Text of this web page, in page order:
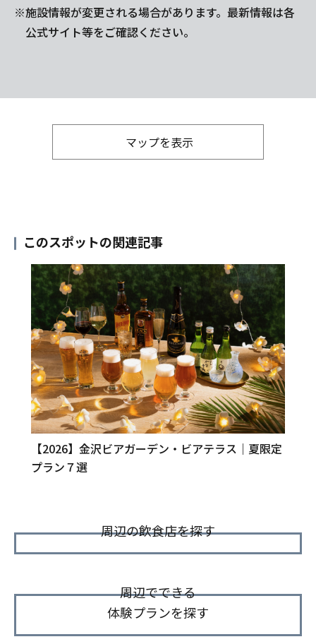
※施設情報が変更される場合があります。最新情報は各
公式サイト等をご確認ください。
マップを表示
このスポットの関連記事
【2026】金沢ビアガーデン・ビアテラス｜夏限定
プラン７選
周辺の飲食店を探す
周辺でできる
体験プランを探す